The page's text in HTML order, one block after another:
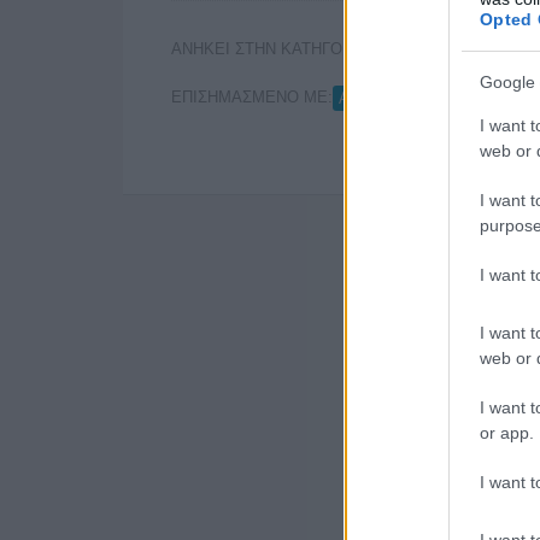
Opted
Google
I want
web or
I want
I want
I want
web or
I want
or app.
I want
ΑΝΗΚΕΙ ΣΤΗΝ ΚΑΤΗΓΟΡΙΑ: STREAMING ,
ΕΠΙΣΗΜΑΣΜΕΝΟ ΜΕ: APPLE TV